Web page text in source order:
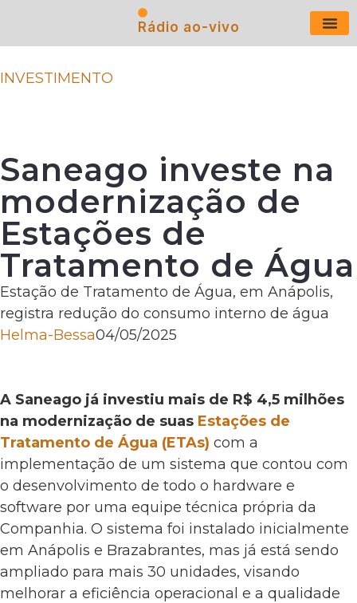
Rádio ao-vivo
INVESTIMENTO
Saneago investe na
modernização de
Estações de
Tratamento de Água
Estação de Tratamento de Água, em Anápolis,
registra redução do consumo interno de água
Helma-Bessa04/05/2025
A Saneago já investiu mais de R$ 4,5 milhões
na modernização de suas Estações de
Tratamento de Água (ETAs) com a
implementação de um sistema que contou com
o desenvolvimento de todo o hardware e
software por uma equipe técnica própria da
Companhia. O sistema foi instalado inicialmente
em Anápolis e Brazabrantes, mas já está sendo
ampliado para mais 30 unidades, visando
melhorar a eficiência operacional e a qualidade